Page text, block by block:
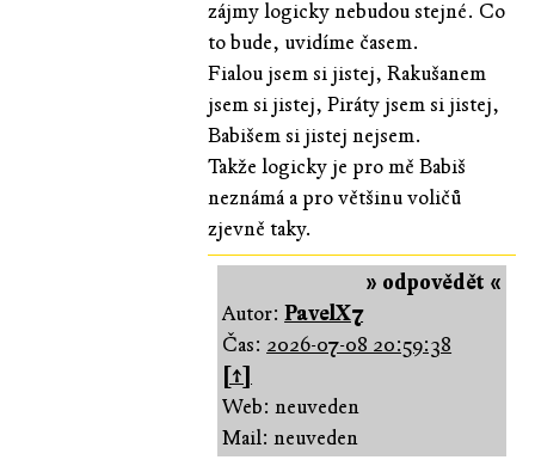
zájmy logicky nebudou stejné. Co
to bude, uvidíme časem.
Fialou jsem si jistej, Rakušanem
jsem si jistej, Piráty jsem si jistej,
Babišem si jistej nejsem.
Takže logicky je pro mě Babiš
neznámá a pro většinu voličů
zjevně taky.
» odpovědět «
Autor:PavelX7
Čas: 2026-07-08 20:59:38
[↑]
Web: neuveden
Mail: neuveden